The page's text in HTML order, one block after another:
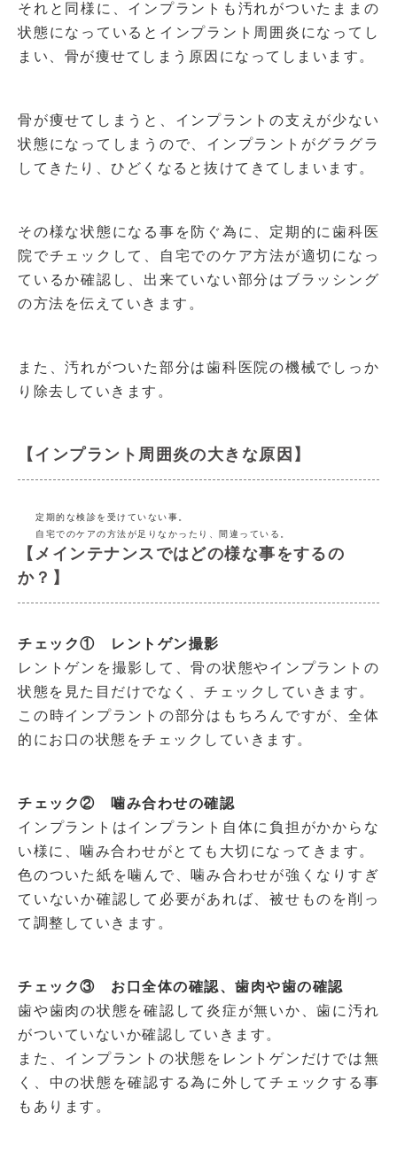
それと同様に、インプラントも汚れがついたままの
状態になっているとインプラント周囲炎になってし
まい、骨が痩せてしまう原因になってしまいます。
骨が痩せてしまうと、インプラントの支えが少ない
状態になってしまうので、インプラントがグラグラ
してきたり、ひどくなると抜けてきてしまいます。
その様な状態になる事を防ぐ為に、定期的に歯科医
院でチェックして、自宅でのケア方法が適切になっ
ているか確認し、出来ていない部分はブラッシング
の方法を伝えていきます。
また、汚れがついた部分は歯科医院の機械でしっか
り除去していきます。
【インプラント周囲炎の大きな原因】
定期的な検診を受けていない事。
自宅でのケアの方法が足りなかったり、間違っている。
【メインテナンスではどの様な事をするの
か？】
チェック① レントゲン撮影
レントゲンを撮影して、骨の状態やインプラントの
状態を見た目だけでなく、チェックしていきます。
この時インプラントの部分はもちろんですが、全体
的にお口の状態をチェックしていきます。
チェック② 噛み合わせの確認
インプラントはインプラント自体に負担がかからな
い様に、噛み合わせがとても大切になってきます。
色のついた紙を噛んで、噛み合わせが強くなりすぎ
ていないか確認して必要があれば、被せものを削っ
て調整していきます。
チェック③ お口全体の確認、歯肉や歯の確認
歯や歯肉の状態を確認して炎症が無いか、歯に汚れ
がついていないか確認していきます。
また、インプラントの状態をレントゲンだけでは無
く、中の状態を確認する為に外してチェックする事
もあります。